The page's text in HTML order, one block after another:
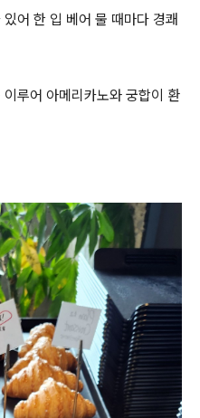
어 한 입 베어 물 때마다 경쾌
루어 아메리카노와 궁합이 환